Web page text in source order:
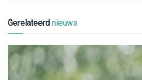
Gerelateerd nieuws